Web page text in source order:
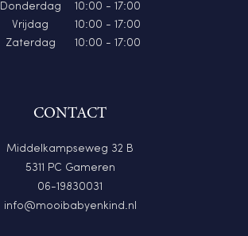
Donderdag
10:00 - 17:00
Vrijdag
10:00 - 17:00
Zaterdag
10:00 - 17:00
CONTACT
Middelkampseweg 32 B
5311 PC Gameren
06-19830031
info@mooibabyenkind.nl